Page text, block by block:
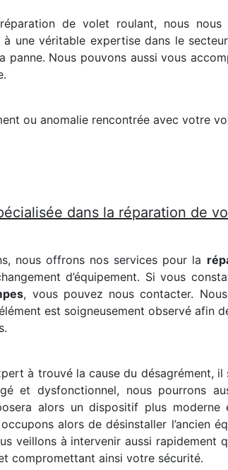
de volet roulant, nous
à une véritable expertise dans le
panne. Nous pouvons aussi vous
ou anomalie rencontrée avec votre
dans la réparation de
nous offrons nos services pour la
d’équipement. Si vous
, vous pouvez nous contacter.
est soigneusement observé afin
à trouvé la cause du désagrément, il
et dysfonctionnel, nous pourrons
alors un dispositif plus
alors de désinstaller l’ancien
veillons à intervenir aussi
compromettant ainsi votre sécurité.